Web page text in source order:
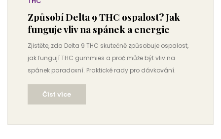
Způsobí Delta 9 THC ospalost? Jak
funguje vliv na spánek a energie
Zjistěte, zda Delta 9 THC skutečně způsobuje ospalost,
jak fungují THC gummies a proč může být vliv na
spánek paradoxní. Praktické rady pro dávkování.
Číst více